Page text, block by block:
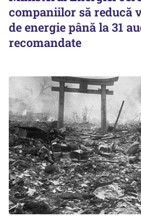
companiilor să reducă
de energie până la 31
recomandate